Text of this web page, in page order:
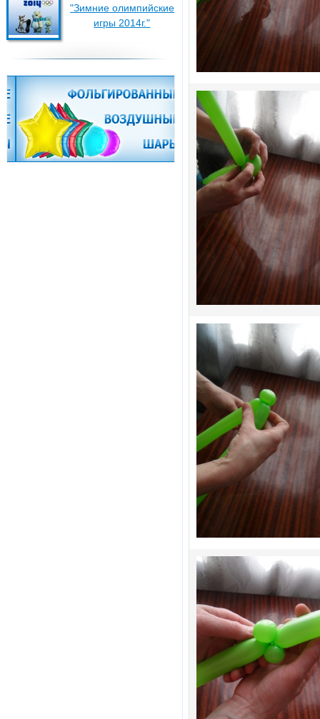
"Зимние олимпийские
игры 2014г."